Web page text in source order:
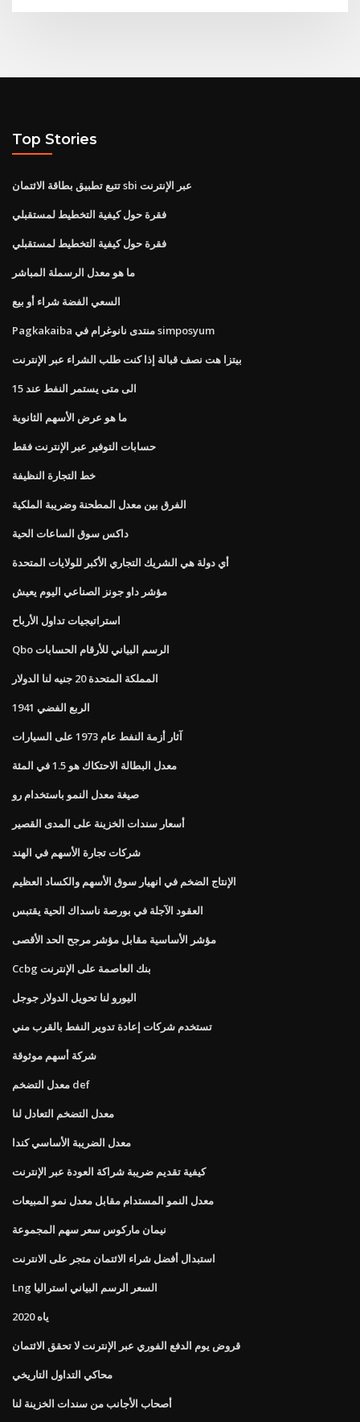
Top Stories
تتبع تطبيق بطاقة الائتمان sbi عبر الإنترنت
فقرة حول كيفية التخطيط لمستقبلي
فقرة حول كيفية التخطيط لمستقبلي
ما هو معدل الرسملة المباشر
السعي الفضة شراء أو بيع
Pagkakaiba منتدى نانوغرام في simposyum
بيتزا هت نصف قبالة إذا كنت طلب الشراء عبر الإنترنت
الى متى يستمر النفط عند 15
ما هو عرض الأسهم الثانوية
حسابات التوفير عبر الإنترنت فقط
خط التجارة النظيفة
الفرق بين معدل المطحنة وضريبة الملكية
داكس سوق الساعات الحية
أي دولة هي الشريك التجاري الأكبر للولايات المتحدة
مؤشر داو جونز الصناعي اليوم يعيش
استراتيجيات تداول الأرباح
Qbo الرسم البياني للأرقام الحسابات
المملكة المتحدة 20 جنيه لنا الدولار
1941 الربع الفضي
آثار أزمة النفط عام 1973 على السيارات
معدل البطالة الاحتكاك هو 1.5 في المئة
صيغة معدل النمو باستخدام رو
أسعار سندات الخزينة على المدى القصير
شركات تجارة الأسهم في الهند
الإنتاج الضخم في انهيار سوق الأسهم والكساد العظيم
العقود الآجلة في بورصة ناسداك الحية يقتبس
مؤشر الأساسية مقابل مؤشر مرجح الحد الأقصى
Ccbg بنك العاصمة على الإنترنت
اليورو لنا تحويل الدولار جوجل
تستخدم شركات إعادة تدوير النفط بالقرب مني
شركة أسهم موثوقة
معدل التضخم def
معدل التضخم التعادل لنا
معدل الضريبة الأساسي كندا
كيفية تقديم ضريبة شراكة العودة عبر الإنترنت
معدل النمو المستدام مقابل معدل نمو المبيعات
نيمان ماركوس سعر سهم المجموعة
استبدال أفضل شراء الائتمان متجر على الانترنت
Lng السعر الرسم البياني استراليا
ياه 2020
قروض يوم الدفع الفوري عبر الإنترنت لا تحقق الائتمان
محاكي التداول التاريخي
أصحاب الأجانب من سندات الخزينة لنا